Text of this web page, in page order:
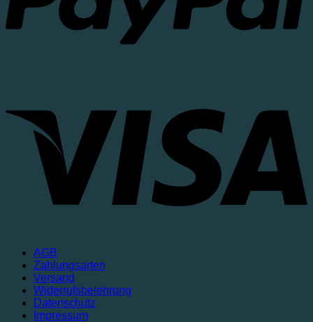
AGB
Zahlungsarten
Versand
Widerrufsbelehrung
Datenschutz
Impressum